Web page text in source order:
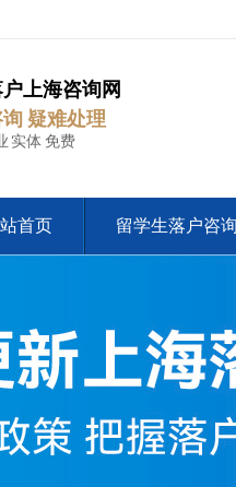
上海咨询网
疑难处理
实体 免费
首页 留学生落户咨询